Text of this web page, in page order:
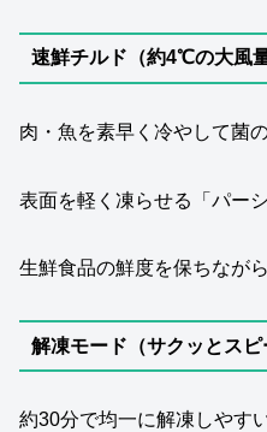
速鮮チルド（約4℃の大風量
肉・魚を素早く冷やして菌
表面を軽く凍らせる「パー
生鮮食品の鮮度を保ちなが
解凍モード（サクッとスピ
約30分で均一に解凍しやす